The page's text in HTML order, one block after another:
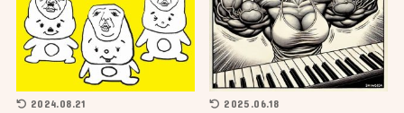
2024.08.21 2025.06.18